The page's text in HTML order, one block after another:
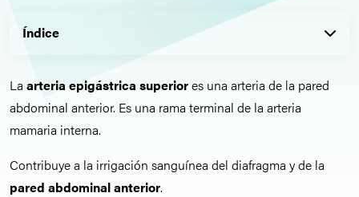
Índice
La arteria epigástrica superiores una arteria de la pared
abdominal anterior. Es una rama terminal de la arteria
mamaria interna.
Contribuye a la irrigación sanguínea del diafragma y de la
pared abdominal anterior.